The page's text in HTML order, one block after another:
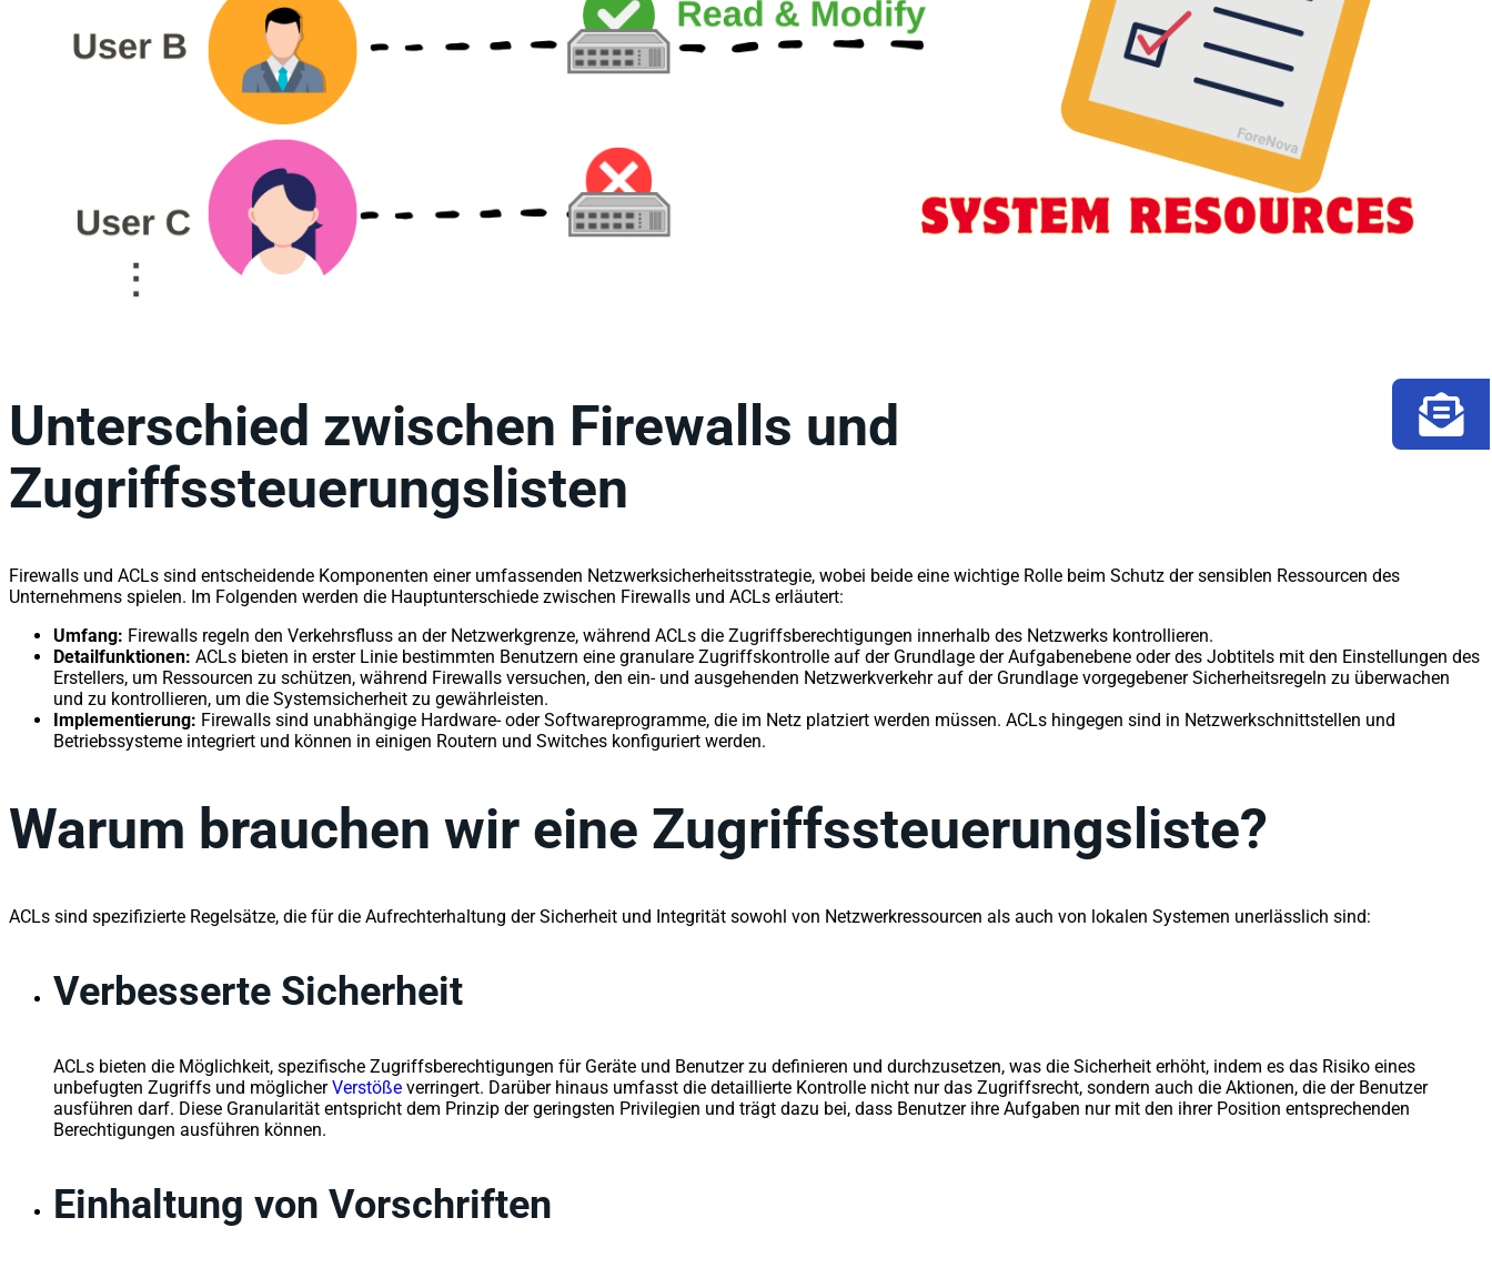
Unterschied zwischen Firewalls und
Zugriffssteuerungslisten
Firewalls und ACLs sind entscheidende Komponenten einer umfassenden Netzwerksicherheitsstrategie, wobei beide eine wichtige Rolle beim Schutz der sensiblen Ressourcen des
Unternehmens spielen. Im Folgenden werden die Hauptunterschiede zwischen Firewalls und ACLs erläutert:
Umfang: Firewalls regeln den Verkehrsfluss an der Netzwerkgrenze, während ACLs die Zugriffsberechtigungen innerhalb des Netzwerks kontrollieren.
Detailfunktionen: ACLs bieten in erster Linie bestimmten Benutzern eine granulare Zugriffskontrolle auf der Grundlage der Aufgabenebene oder des Jobtitels mit den Einstellungen des
Erstellers, um Ressourcen zu schützen, während Firewalls versuchen, den ein- und ausgehenden Netzwerkverkehr auf der Grundlage vorgegebener Sicherheitsregeln zu überwachen
und zu kontrollieren, um die Systemsicherheit zu gewährleisten.
Implementierung: Firewalls sind unabhängige Hardware- oder Softwareprogramme, die im Netz platziert werden müssen. ACLs hingegen sind in Netzwerkschnittstellen und
Betriebssysteme integriert und können in einigen Routern und Switches konfiguriert werden.
Warum brauchen wir eine Zugriffssteuerungsliste?
ACLs sind spezifizierte Regelsätze, die für die Aufrechterhaltung der Sicherheit und Integrität sowohl von Netzwerkressourcen als auch von lokalen Systemen unerlässlich sind:
Verbesserte Sicherheit
ACLs bieten die Möglichkeit, spezifische Zugriffsberechtigungen für Geräte und Benutzer zu definieren und durchzusetzen, was die Sicherheit erhöht, indem es das Risiko eines
unbefugten Zugriffs und möglicherVerstöße verringert. Darüber hinaus umfasst die detaillierte Kontrolle nicht nur das Zugriffsrecht, sondern auch die Aktionen, die der Benutzer
ausführen darf. Diese Granularität entspricht dem Prinzip der geringsten Privilegien und trägt dazu bei, dass Benutzer ihre Aufgaben nur mit den ihrer Position entsprechenden
Berechtigungen ausführen können.
Einhaltung von Vorschriften